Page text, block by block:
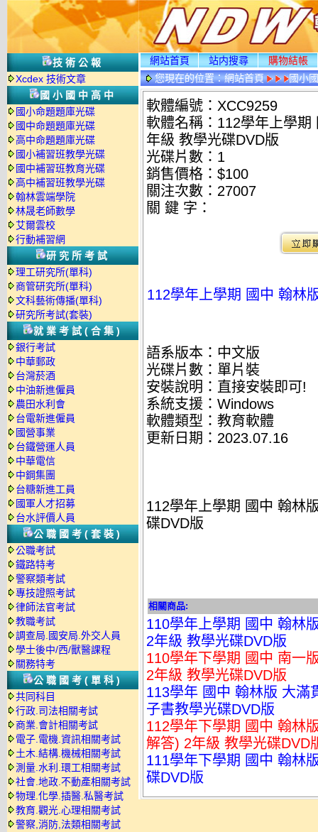
技術公報
Xcdex 技術文章
國小國中高中
國小命題題庫光碟
國中命題題庫光碟
高中命題題庫光碟
國小補習班教學光碟
國中補習班教育光碟
高中補習班教學光碟
翰林雲端學院
林晟老師數學
艾爾雲校
行動補習網
研究所考試
理工研究所(單科)
商管研究所(單科)
文科藝術傳播(單科)
研究所考試(套裝)
就業考試(合集)
銀行考試
中華郵政
台灣菸酒
中油新進僱員
農田水利會
台電新進僱員
國營事業
台鐵營運人員
中華電信
中鋼集團
台糖新進工員
國軍人才招募
台水評價人員
公職國考(套裝)
公職考試
鐵路特考
警察類考試
專技證照考試
律師法官考試
教職考試
調查局.國安局.外交人員
學士後中/西/獸醫課程
關務特考
公職國考(單科)
共同科目
行政.司法相關考試
商業.會計相關考試
電子.電機.資訊相關考試
土木.結構.機械相關考試
測量.水利.環工相關考試
社會.地政.不動產相關考試
物理.化學.插醫.私醫考試
教育.觀光.心理相關考試
警察,消防,法類相關考試
網站首頁 站内搜尋
購物結帳
您現在的位置：網站首頁 國小
軟體編號：XCC9259
軟體名稱：112學年上學
年級 教學光碟DVD版
光碟片數：1
銷售價格：$100
關注次數： 27007
關 鍵 字：
112學年上學期 國中 翰林
語系版本：中文版
光碟片數：單片裝
安裝說明：直接安裝即可!
系統支援：Windows
軟體類型：教育軟體
更新日期：2023.07.16
112學年上學期 國中 翰林
碟DVD版
相關商品:
110學年上學期 國中 翰林
2年級 教學光碟DVD版
110學年下學期 國中 南一
2年級 教學光碟DVD版
113學年 國中 翰林版 大滿
子書教學光碟DVD版
112學年下學期 國中 翰林
解答) 2年級 教學光碟DVD
111學年下學期 國中 翰林
碟DVD版